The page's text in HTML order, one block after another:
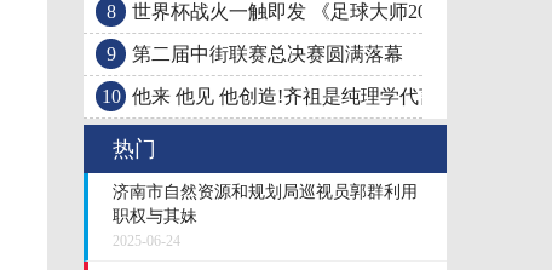
8 世界杯战火一触即发 《足球大师2018》新版本鏖
9 第二届中街联赛总决赛圆满落幕
10 他来 他见 他创造!齐祖是纯理学代言人 皇马心脏!
热门
济南市自然资源和规划局巡视员郭群利用
职权与其妹
2025-06-24